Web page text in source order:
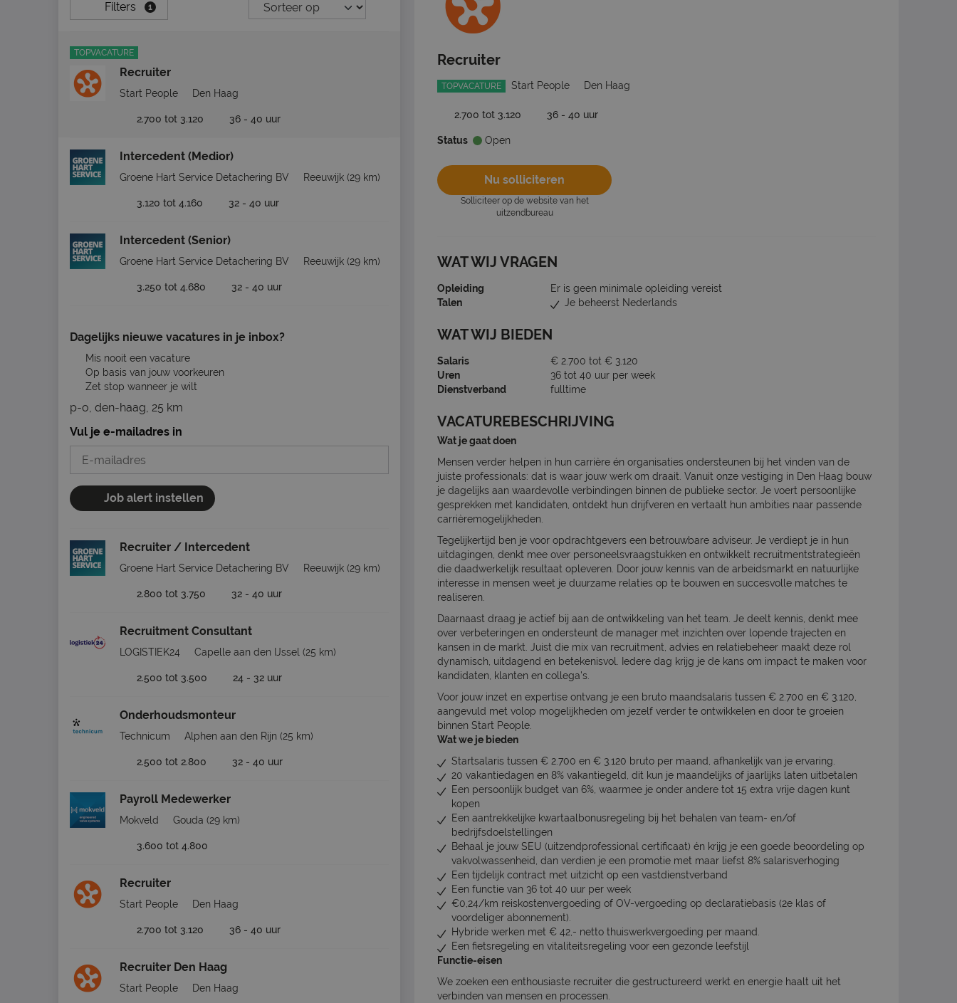
Filters 1
TOPVACATURE
Recruiter
Start People Den Haag
2.700 tot 3.120 36 - 40 uur
Intercedent (Medior)
Groene Hart Service Detachering BV Reeuwijk (29 km)
3.120 tot 4.160 32 - 40 uur
Intercedent (Senior)
Groene Hart Service Detachering BV Reeuwijk (29 km)
3.250 tot 4.680 32 - 40 uur
Dagelijks nieuwe vacatures in je inbox?
Mis nooit een vacature
Op basis van jouw voorkeuren
Zet stop wanneer je wilt
p-o, den-haag, 25 km
Vul je e-mailadres in
Job alert instellen
Recruiter / Intercedent
Groene Hart Service Detachering BV Reeuwijk (29 km)
2.800 tot 3.750 32 - 40 uur
Recruitment Consultant
LOGISTIEK24 Capelle aan den IJssel (25 km)
2.500 tot 3.500 24 - 32 uur
Onderhoudsmonteur
Technicum Alphen aan den Rijn (25 km)
2.500 tot 2.800 32 - 40 uur
Payroll Medewerker
Mokveld Gouda (29 km)
3.600 tot 4.800
Recruiter
Start People Den Haag
2.700 tot 3.120 36 - 40 uur
Recruiter Den Haag
Start People Den Haag
Recruiter
TOPVACATURE Start People Den Haag
2.700 tot 3.120 36 - 40 uur
Status Open
Nu solliciteren
Solliciteer op de website van het
uitzendbureau
WAT WIJ VRAGEN
Opleiding
Er is geen minimale opleiding vereist
Talen
Je beheerst Nederlands
WAT WIJ BIEDEN
Salaris
€ 2.700 tot € 3.120
Uren
36 tot 40 uur per week
Dienstverband
fulltime
VACATUREBESCHRIJVING
Wat je gaat doen
Mensen verder helpen in hun carrière én organisaties ondersteunen bij het vinden van de
juiste professionals: dat is waar jouw werk om draait. Vanuit onze vestiging in Den Haag bouw
je dagelijks aan waardevolle verbindingen binnen de publieke sector. Je voert persoonlijke
gesprekken met kandidaten, ontdekt hun drijfveren en vertaalt hun ambities naar passende
carrièremogelijkheden.
Tegelijkertijd ben je voor opdrachtgevers een betrouwbare adviseur. Je verdiept je in hun
uitdagingen, denkt mee over personeelsvraagstukken en ontwikkelt recruitmentstrategieën
die daadwerkelijk resultaat opleveren. Door jouw kennis van de arbeidsmarkt en natuurlijke
interesse in mensen weet je duurzame relaties op te bouwen en succesvolle matches te
realiseren.
Daarnaast draag je actief bij aan de ontwikkeling van het team. Je deelt kennis, denkt mee
over verbeteringen en ondersteunt de manager met inzichten over lopende trajecten en
kansen in de markt. Juist die mix van recruitment, advies en relatiebeheer maakt deze rol
dynamisch, uitdagend en betekenisvol. Iedere dag krijg je de kans om impact te maken voor
kandidaten, klanten en collega's.
Voor jouw inzet en expertise ontvang je een bruto maandsalaris tussen € 2.700 en € 3.120,
aangevuld met volop mogelijkheden om jezelf verder te ontwikkelen en door te groeien
binnen Start People.
Wat we je bieden
Startsalaris tussen € 2.700 en € 3.120 bruto per maand, afhankelijk van je ervaring.
20 vakantiedagen en 8% vakantiegeld, dit kun je maandelijks of jaarlijks laten uitbetalen
Een persoonlijk budget van 6%, waarmee je onder andere tot 15 extra vrije dagen kunt
kopen
Een aantrekkelijke kwartaalbonusregeling bij het behalen van team- en/of
bedrijfsdoelstellingen
Behaal je jouw SEU (uitzendprofessional certificaat) én krijg je een goede beoordeling op
vakvolwassenheid, dan verdien je een promotie met maar liefst 8% salarisverhoging
Een tijdelijk contract met uitzicht op een vastdienstverband
Een functie van 36 tot 40 uur per week
€0,24/km reiskostenvergoeding of OV-vergoeding op declaratiebasis (2e klas of
voordeliger abonnement).
Hybride werken met € 42,- netto thuiswerkvergoeding per maand.
Een fietsregeling en vitaliteitsregeling voor een gezonde leefstijl
Functie-eisen
We zoeken een enthousiaste recruiter die gestructureerd werkt en energie haalt uit het
verbinden van mensen en processen.